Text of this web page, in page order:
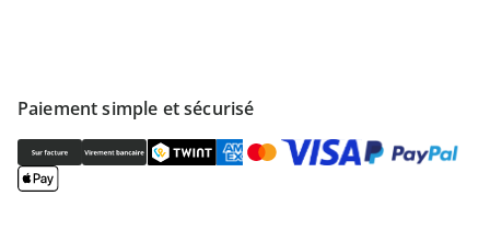
Paiement simple et sécurisé